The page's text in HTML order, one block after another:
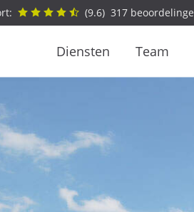
(9.6) 317
Diensten Team